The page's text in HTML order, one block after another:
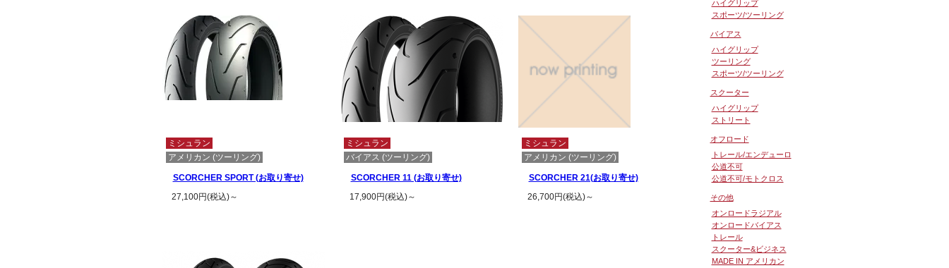
ミシュラン
アメリカン (ツーリング)
SCORCHER SPORT (お取り寄せ)
27,100円(税込)～
ミシュラン
バイアス (ツーリング)
SCORCHER 11 (お取り寄せ)
17,900円(税込)～
ミシュラン
アメリカン (ツーリング)
SCORCHER 21(お取り寄せ)
26,700円(税込)～
ハイグリップ
スポーツ/ツーリング
バイアス
ハイグリップ
ツーリング
スポーツ/ツーリング
スクーター
ハイグリップ
ストリート
オフロード
トレール/エンデューロ
公道不可
公道不可/モトクロス
その他
オンロードラジアル
オンロードバイアス
トレール
スクーター&ビジネス
MADE IN アメリカン